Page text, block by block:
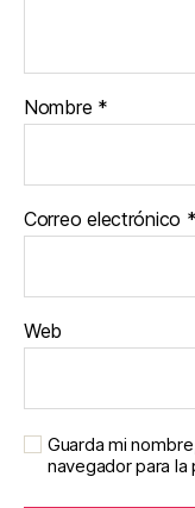
Nombre *
Correo electrónico *
Web
Guarda mi
navegador para